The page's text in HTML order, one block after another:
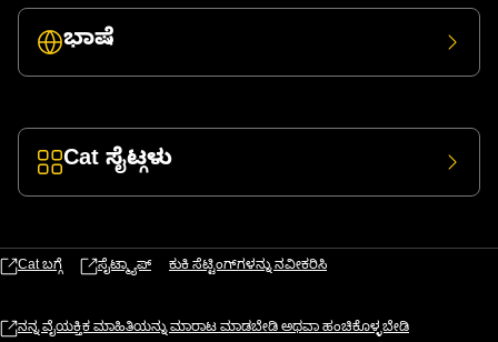
ಭಾಷೆ
Cat ಸೈಟ್ಗಳು
Cat ಬಗ್ಗೆ ಸೈಟ್ಮ್ಯಾಪ್ ಕುಕಿ ಸೆಟ್ಟಿಂಗ್‌ಗಳನ್ನು ನವೀಕರಿಸಿ
ನನ್ನ ವೈಯಕ್ತಿಕ ಮಾಹಿತಿಯನ್ನು ಮಾರಾಟ ಮಾಡಬೇಡಿ ಅಥವಾ ಹಂಚಿಕೊಳ್ಳಬೇಡಿ